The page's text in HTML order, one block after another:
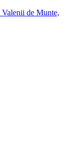
de Munte,